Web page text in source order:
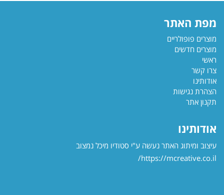
מפת האתר
מוצרים פופולריים
מוצרים חדשים
ראשי
צרו קשר
אודותינו
הצהרת נגישות
תקנון אתר
אודותינו
עיצוב ומיתוג האתר נעשה ע"י סטודיו מיכל נמצוב
https://mcreative.co.il/